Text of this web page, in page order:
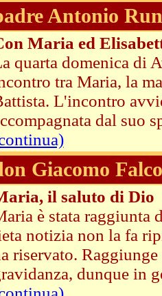
Antonio
Maria ed
quarta domenica di
tra Maria, la
L'incontro
dal suo
Giacomo
il saluto di Dio
è stata raggiunta
notizia non la fa
riservato.
dunque in